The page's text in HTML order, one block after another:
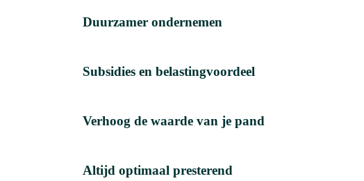
Duurzamer ondernemen
Subsidies en belastingvoordeel
Verhoog de waarde van je pand
Altijd optimaal presterend